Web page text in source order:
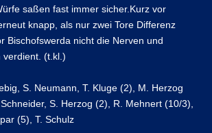
saßen fast immer sicher.Kurz vor
knapp, als nur zwei Tore Differenz
Bischofswerda nicht die Nerven und
verdient. (t.kl.)
S. Neumann, T. Kluge (2), M. Herzog
S. Herzog (2), R. Mehnert (10/3),
(5), T. Schulz